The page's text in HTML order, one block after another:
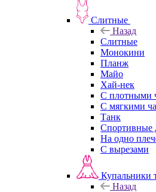
Слитные
Назад
Слитные
Монокини
Планж
Майо
Хай-нек
С плотными
С мягкими
Танк
Спортивные
На одно
С вырезами
Купальники
Назад